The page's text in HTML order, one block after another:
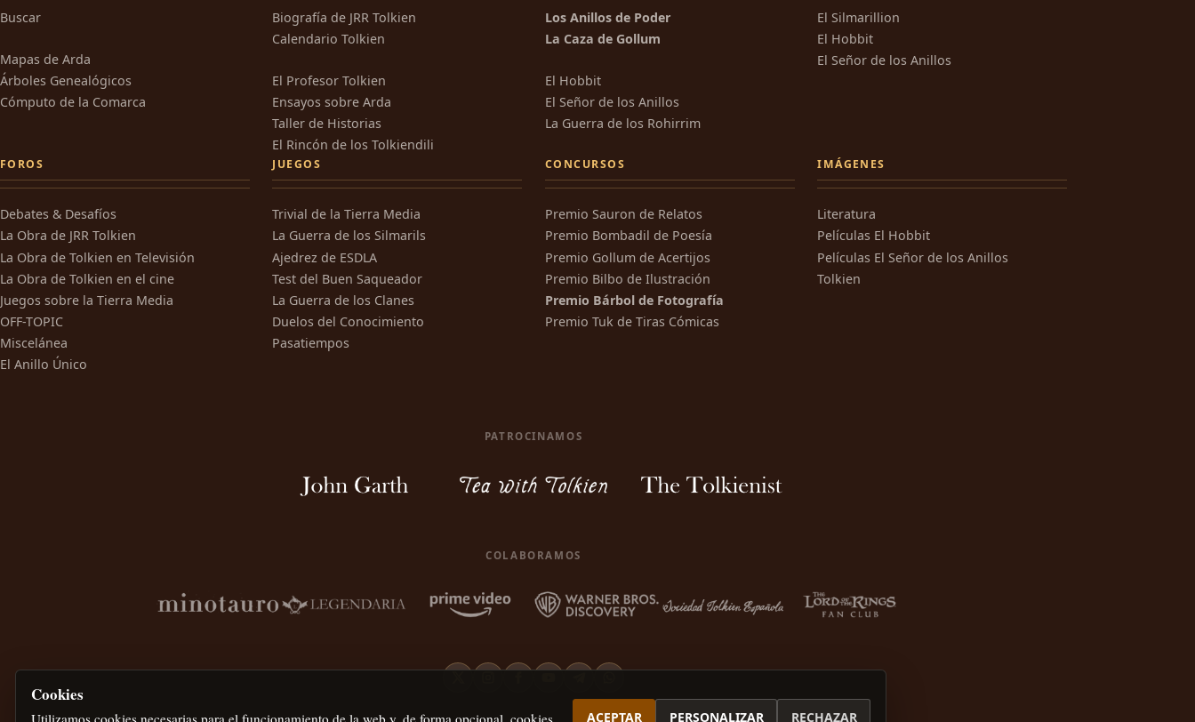
Buscar
Mapas de Arda
Árboles Genealógicos
Cómputo de la Comarca
Biografía de JRR Tolkien
Calendario Tolkien
El Profesor Tolkien
Ensayos sobre Arda
Taller de Historias
El Rincón de los Tolkiendili
Los Anillos de Poder
La Caza de Gollum
El Hobbit
El Señor de los Anillos
La Guerra de los Rohirrim
El Silmarillion
El Hobbit
El Señor de los Anillos
FOROS
Debates & Desafíos
La Obra de JRR Tolkien
La Obra de Tolkien en Televisión
La Obra de Tolkien en el cine
Juegos sobre la Tierra Media
OFF-TOPIC
Miscelánea
El Anillo Único
JUEGOS
Trivial de la Tierra Media
La Guerra de los Silmarils
Ajedrez de ESDLA
Test del Buen Saqueador
La Guerra de los Clanes
Duelos del Conocimiento
Pasatiempos
CONCURSOS
Premio Sauron de Relatos
Premio Bombadil de Poesía
Premio Gollum de Acertijos
Premio Bilbo de Ilustración
Premio Bárbol de Fotografía
Premio Tuk de Tiras Cómicas
IMÁGENES
Literatura
Películas El Hobbit
Películas El Señor de los Anillos
Tolkien
PATROCINAMOS
COLABORAMOS
Cookies
Utilizamos cookies necesarias para el funcionamiento de la web y, de forma opcional, cookies ACEPTAR PERSONALIZAR RECHAZAR